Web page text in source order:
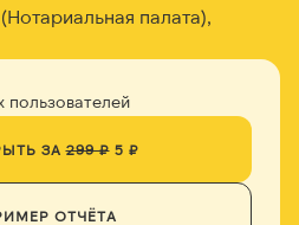
палата),
пользователей
ЗА299 ₽5 ₽
ОТЧЁТА